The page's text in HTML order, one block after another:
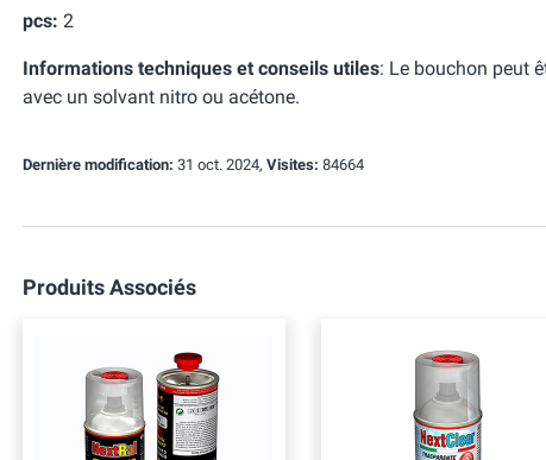
pcs: 2
Informations techniques et conseils utiles: Le bouchon peut
avec un solvant nitro ou acétone.
Dernière modification: 31 oct. 2024, Visites: 84664
Produits Associés